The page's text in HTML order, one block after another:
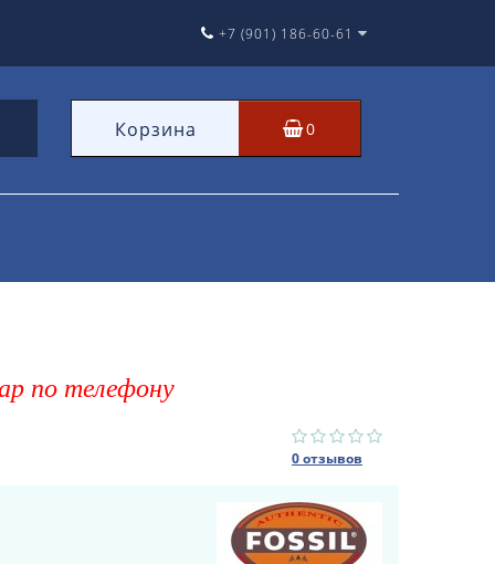
+7 (901) 186-60-61
Корзина 0
по телефону
0 отзывов